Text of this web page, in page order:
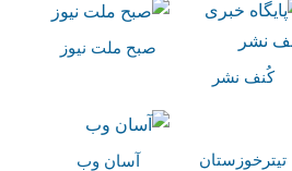
کُنف نشر
صبح ملت نیوز
تیترخوزستان آسان وب